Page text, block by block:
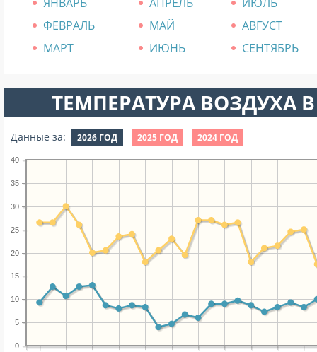
ФЕВРАЛЬ
МАЙ
АВГУСТ
МАРТ
ИЮНЬ СЕНТЯБРЬ
ТЕМПЕРАТУРА ВОЗДУХА
Данные за: 2026 ГОД 2025 ГОД 2024 ГОД
0
5
10
15
20
25
30
35
40